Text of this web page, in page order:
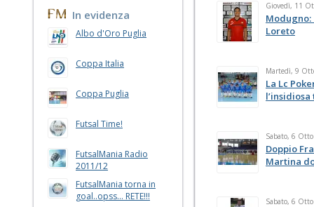
In evidenza
Albo d'Oro Puglia
Coppa Italia
Coppa Puglia
Futsal Time!
FutsalMania Radio
2011/12
FutsalMania torna in
goal..opss... RETE!!!
Giovedì, 11
Modugno:
Loreto
Martedì, 9
La Lc
Sabato, 6
Doppio
Martina
Sabato, 6